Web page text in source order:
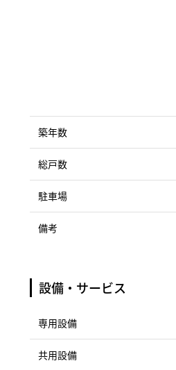
築年数
総戸数
駐車場
備考
設備・サービス
専用設備
共用設備